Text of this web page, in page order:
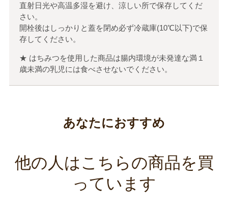
直射日光や高温多湿を避け、涼しい所で保存してくだ
さい。
開栓後はしっかりと蓋を閉め必ず冷蔵庫(10℃以下)で保
存してください。
★ はちみつを使用した商品は腸内環境が未発達な満１
歳未満の乳児には食べさせないでください。
あなたにおすすめ
他の人はこちらの商品を買
っています